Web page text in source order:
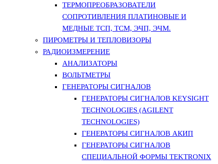
ТЕРМОПРЕОБРАЗОВАТЕЛИ
СОПРОТИВЛЕНИЯ ПЛАТИНОВЫЕ И
МЕДНЫЕ ТСП, ТСМ, ЭЧП, ЭЧМ.
ПИРОМЕТРЫ И ТЕПЛОВИЗОРЫ
РАДИОИЗМЕРЕНИЕ
АНАЛИЗАТОРЫ
ВОЛЬТМЕТРЫ
ГЕНЕРАТОРЫ СИГНАЛОВ
ГЕНЕРАТОРЫ СИГНАЛОВ KEYSIGHT
TECHNOLOGIES (AGILENT
TECHNOLOGIES)
ГЕНЕРАТОРЫ СИГНАЛОВ АКИП
ГЕНЕРАТОРЫ СИГНАЛОВ
СПЕЦИАЛЬНОЙ ФОРМЫ TEKTRONIX